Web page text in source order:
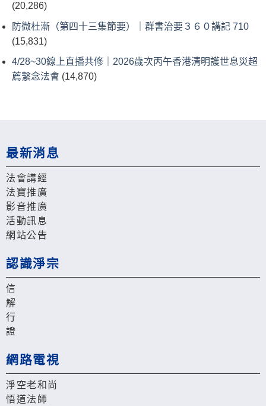
(20,286)
防微杜漸（第四十三集節要）｜群書治要３６０講記 710
(15,831)
4/28~30線上直播共修｜2026歲次丙午香港清明護世息災超
薦繫念法會 (14,870)
最新消息
法會講經
法寶推廣
影音推廣
活動訊息
網站公告
認識淨宗
信
解
行
證
網路電視
淨空老和尚
悟道法師